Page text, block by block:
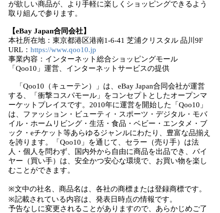
が欲しい商品が、より手軽に楽しくショッピングできるよう
取り組んで参ります。
【eBay Japan合同会社】
本社所在地：東京都港区港南1-6-41 芝浦クリスタル 品川9F
URL： https://www.qoo10.jp
事業内容：インターネット総合ショッピングモール
「Qoo10」運営、インターネットサービスの提供
「Qoo10（キューテン）」は、eBay Japan合同会社が運営
する、「衝撃コスパモール」をコンセプトとしたオープンマ
ーケットプレイスです。2010年に運営を開始した「Qoo10」
は、ファッション・ビューティ・スポーツ・デジタル・モバ
イル・ホームリビング・生活・食品・ベビー・エンタメ・ブ
ック・eチケット等あらゆるジャンルにわたり、豊富な品揃え
を誇ります。「Qoo10」を通じて、セラー（売り手）は法
人・個人を問わず、国内外から自由に商品を出品でき、バイ
ヤー（買い手）は、安全かつ安心な環境で、お買い物を楽し
むことができます。
※文中の社名、商品名は、各社の商標または登録商標です。
※記載されている内容は、発表日時点の情報です。
予告なしに変更されることがありますので、あらかじめご了